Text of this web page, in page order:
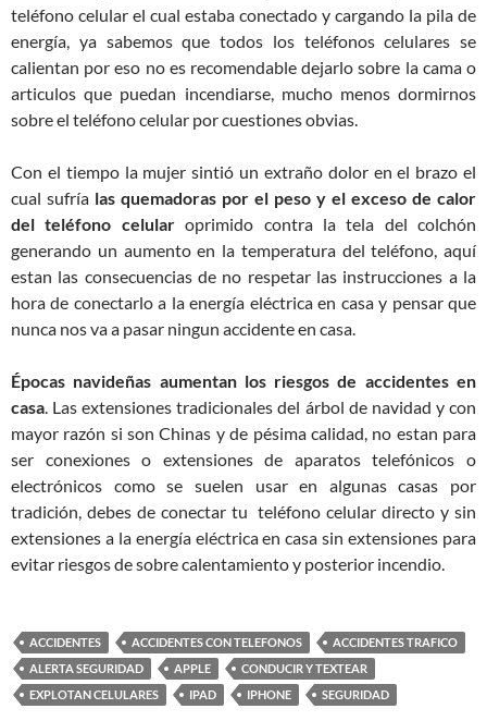
teléfono celular el cual estaba conectado y cargando la pila de
energía, ya sabemos que todos los teléfonos celulares se
calientan por eso no es recomendable dejarlo sobre la cama o
articulos que puedan incendiarse, mucho menos dormirnos
sobre el teléfono celular por cuestiones obvias.
Con el tiempo la mujer sintió un extraño dolor en el brazo el
cual sufría las quemadoras por el peso y el exceso de calor
del teléfono celularoprimido contra la tela del colchón
generando un aumento en la temperatura del teléfono, aquí
estan las consecuencias de no respetar las instrucciones a la
hora de conectarlo a la energía eléctrica en casa y pensar que
nunca nos va a pasar ningun accidente en casa.
Épocas navideñas aumentan los riesgos de accidentes en
casa . Las extensiones tradicionales del árbol de navidad y con
mayor razón si son Chinas y de pésima calidad, no estan para
ser conexiones o extensiones de aparatos telefónicos o
electrónicos como se suelen usar en algunas casas por
tradición, debes de conectar tu teléfono celular directo y sin
extensiones a la energía eléctrica en casa sin extensiones para
evitar riesgos de sobre calentamiento y posterior incendio.
ACCIDENTES ACCIDENTES CON TELEFONOS
ACCIDENTES TRAFICO
ALERTA SEGURIDAD
APPLE
CONDUCIR Y TEXTEAR
EXPLOTAN CELULARES
IPAD IPHONE SEGURIDAD